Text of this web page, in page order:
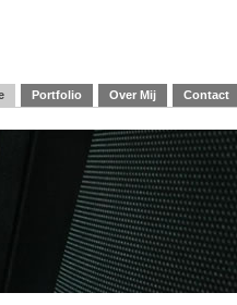
Portfolio Over Mij Contact